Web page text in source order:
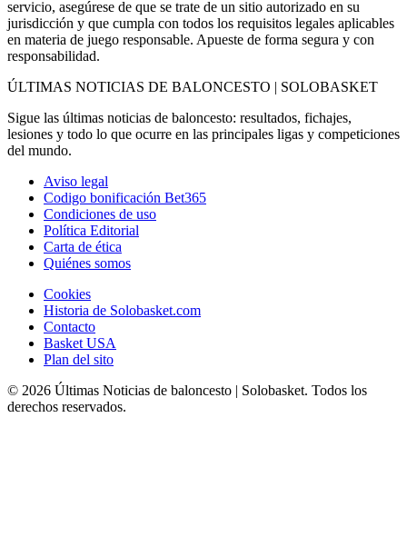
servicio, asegúrese de que se trate de un sitio autorizado en su
jurisdicción y que cumpla con todos los requisitos legales aplicables
en materia de juego responsable. Apueste de forma segura y con
responsabilidad.
ÚLTIMAS NOTICIAS DE BALONCESTO | SOLOBASKET
Sigue las últimas noticias de baloncesto: resultados, fichajes,
lesiones y todo lo que ocurre en las principales ligas y competiciones
del mundo.
Aviso legal
Codigo bonificación Bet365
Condiciones de uso
Política Editorial
Carta de ética
Quiénes somos
Cookies
Historia de Solobasket.com
Contacto
Basket USA
Plan del sito
© 2026 Últimas Noticias de baloncesto | Solobasket. Todos los
derechos reservados.